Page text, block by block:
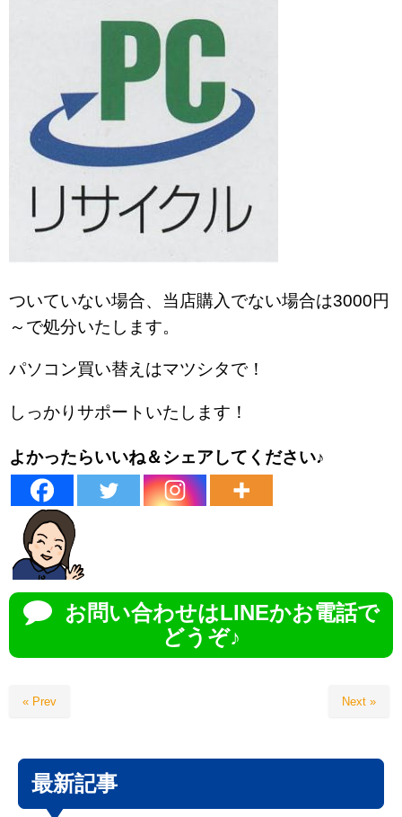
ついていない場合、当店購入でない場合は3000円
～で処分いたします。
パソコン買い替えはマツシタで！
しっかりサポートいたします！
よかったらいいね＆シェアしてください♪
お問い合わせはLINEかお電話で
どうぞ♪
« Prev Next »
最新記事